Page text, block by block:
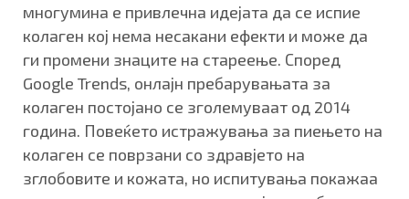
многумина е привлечна идејата да се испие
колаген кој нема несакани ефекти и може да
ги промени знаците на стареење. Според
Google Trends, онлајн пребарувањата за
колаген постојано се зголемуваат од 2014
година. Повеќето истражувања за пиењето на
колаген се поврзани со здравјето на
зглобовите и кожата, но испитувања покажаа